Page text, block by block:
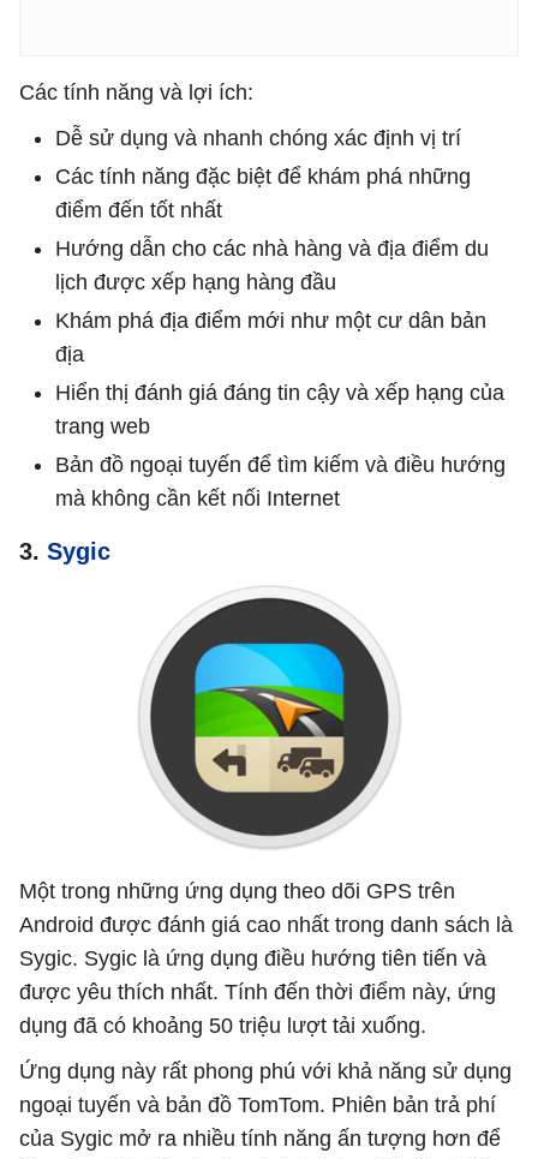
Các tính năng và lợi ích:
Dễ sử dụng và nhanh chóng xác định vị trí
Các tính năng đặc biệt để khám phá những
điểm đến tốt nhất
Hướng dẫn cho các nhà hàng và địa điểm du
lịch được xếp hạng hàng đầu
Khám phá địa điểm mới như một cư dân bản
địa
Hiển thị đánh giá đáng tin cậy và xếp hạng của
trang web
Bản đồ ngoại tuyến để tìm kiếm và điều hướng
mà không cần kết nối Internet
3. Sygic
Một trong những ứng dụng theo dõi GPS trên
Android được đánh giá cao nhất trong danh sách là
Sygic. Sygic là ứng dụng điều hướng tiên tiến và
được yêu thích nhất. Tính đến thời điểm này, ứng
dụng đã có khoảng 50 triệu lượt tải xuống.
Ứng dụng này rất phong phú với khả năng sử dụng
ngoại tuyến và bản đồ TomTom. Phiên bản trả phí
của Sygic mở ra nhiều tính năng ấn tượng hơn để